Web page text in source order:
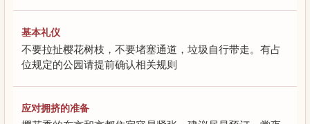
基本礼仪
不要拉扯樱花树枝，不要堵塞通道，垃圾自行带走。有占
位规定的公园请提前确认相关规则
应对拥挤的准备